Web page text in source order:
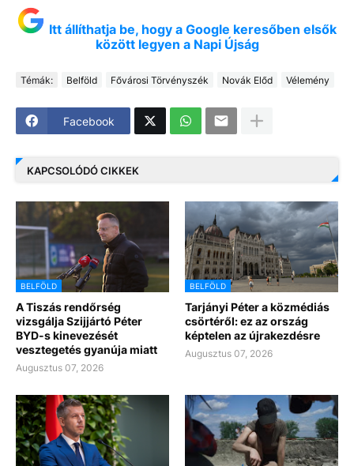
Itt állíthatja be, hogy a Google keresőben elsők
között legyen a Napi Újság
Témák: Belföld Fővárosi Törvényszék Novák Előd Vélemény
Facebook
KAPCSOLÓDÓ CIKKEK
BELFÖLD
A Tiszás rendőrség
vizsgálja Szijjártó Péter
BYD-s kinevezését
vesztegetés gyanúja miatt
Augusztus 07, 2026
BELFÖLD
Tarjányi Péter a közmédiás
csörtéről: ez az ország
képtelen az újrakezdésre
Augusztus 07, 2026